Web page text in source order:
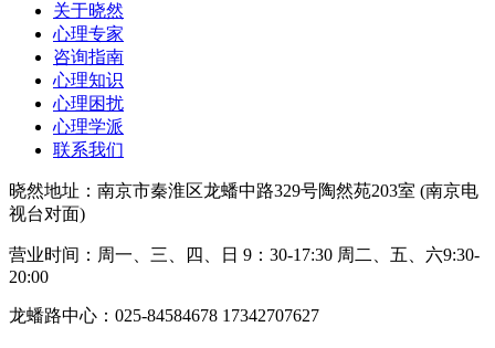
关于晓然
心理专家
咨询指南
心理知识
心理困扰
心理学派
联系我们
晓然地址：南京市秦淮区龙蟠中路329号陶然苑203室 (南京电
视台对面)
营业时间：周一、三、四、日 9：30-17:30 周二、五、六9:30-
20:00
龙蟠路中心：025-84584678 17342707627